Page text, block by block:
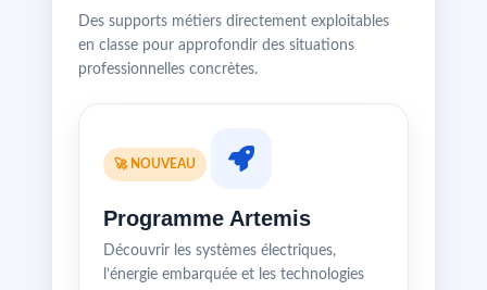
Des supports métiers directement exploitables
en classe pour approfondir des situations
professionnelles concrètes.
🚀 NOUVEAU
Programme Artemis
Découvrir les systèmes électriques,
l’énergie embarquée et les technologies